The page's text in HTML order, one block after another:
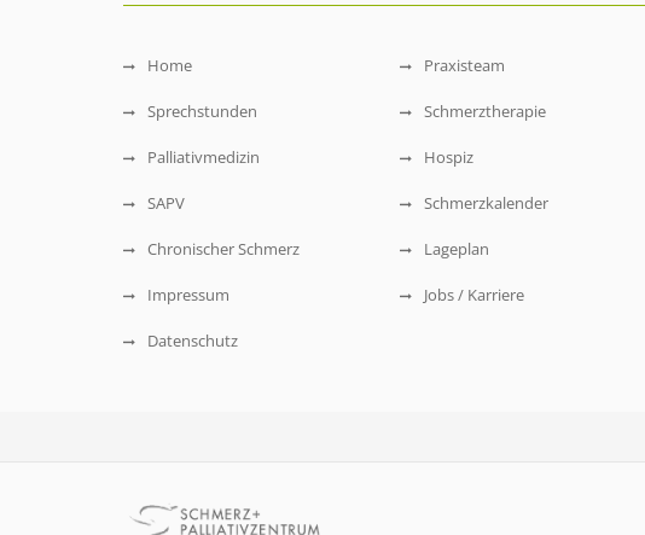
Home Praxisteam
Sprechstunden Schmerztherapie
Palliativmedizin Hospiz
SAPV Schmerzkalender
Chronischer Schmerz Lageplan
Impressum Jobs / Karriere
Datenschutz